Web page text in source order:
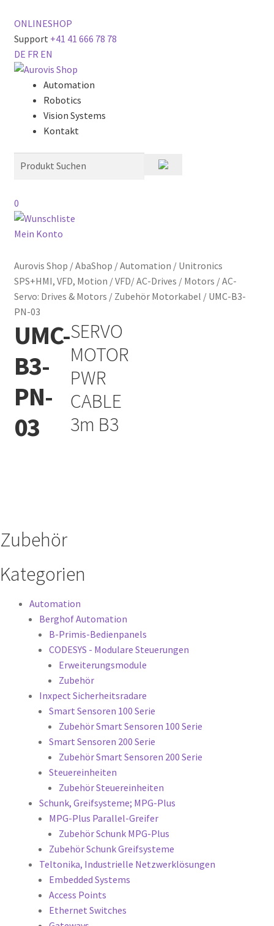
ONLINESHOP
Support +41 41 666 78 78
DE FR EN
Automation
Robotics
Vision Systems
Kontakt
0
Mein Konto
Aurovis Shop /AbaShop /Automation / Unitronics
SPS+HMI, VFD, Motion /VFD/ AC-Drives / Motors /AC-
Servo: Drives & Motors / Zubehör Motorkabel / UMC-B3-
PN-03
UMC-
B3-
PN-
03
SERVO
MOTOR
PWR
CABLE
3m B3
Zubehör
Kategorien
Automation
Berghof Automation
B-Primis-Bedienpanels
CODESYS - Modulare Steuerungen
Erweiterungsmodule
Zubehör
Inxpect Sicherheitsradare
Smart Sensoren 100 Serie
Zubehör Smart Sensoren 100 Serie
Smart Sensoren 200 Serie
Zubehör Smart Sensoren 200 Serie
Steuereinheiten
Zubehör Steuereinheiten
Schunk, Greifsysteme; MPG-Plus
MPG-Plus Parallel-Greifer
Zubehör Schunk MPG-Plus
Zubehör Schunk Greifsysteme
Teltonika, Industrielle Netzwerklösungen
Embedded Systems
Access Points
Ethernet Switches